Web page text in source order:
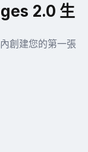
2.0 生
創建您的第一張